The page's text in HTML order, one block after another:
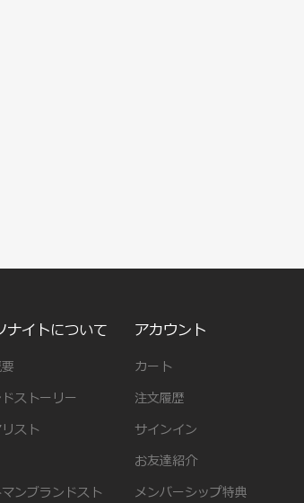
ナイトについて
ストーリー
スト
ンブランドスト
アカウント
カート
注文履歴
サインイン
お友達紹介
メンバーシップ特典